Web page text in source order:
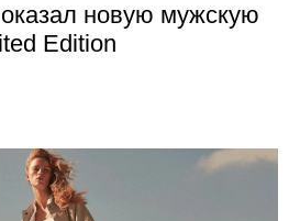
новую мужскую
Edition